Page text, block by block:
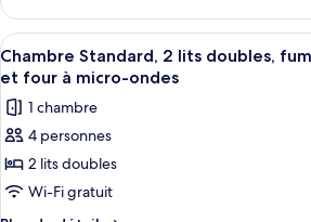
micro-
ondes
2
lits
doubles,
non-
fumeurs,
réfrigérateur
et
four
le
type
de
chambre
Standard,
2
doubles,
non-
Afficher
toutes
les
photos
pour
ce
type
Une
6
Chambre Standard, 2 lits doubles,
et four à micro-ondes
1 chambre
4 personnes
2 lits doubles
Wi-Fi gratuit